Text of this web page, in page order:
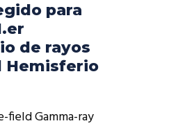
para
de rayos
Hemisferio
field Gamma-ray